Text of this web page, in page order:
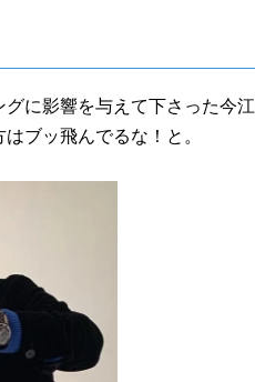
に影響を与えて下さった今江
ブッ飛んでるな！と。